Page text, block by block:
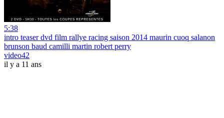
5:38
intro teaser dvd film rallye racing saison 2014 maurin cuoq salanon
brunson baud camilli martin robert perry
video42
il y a 11 ans